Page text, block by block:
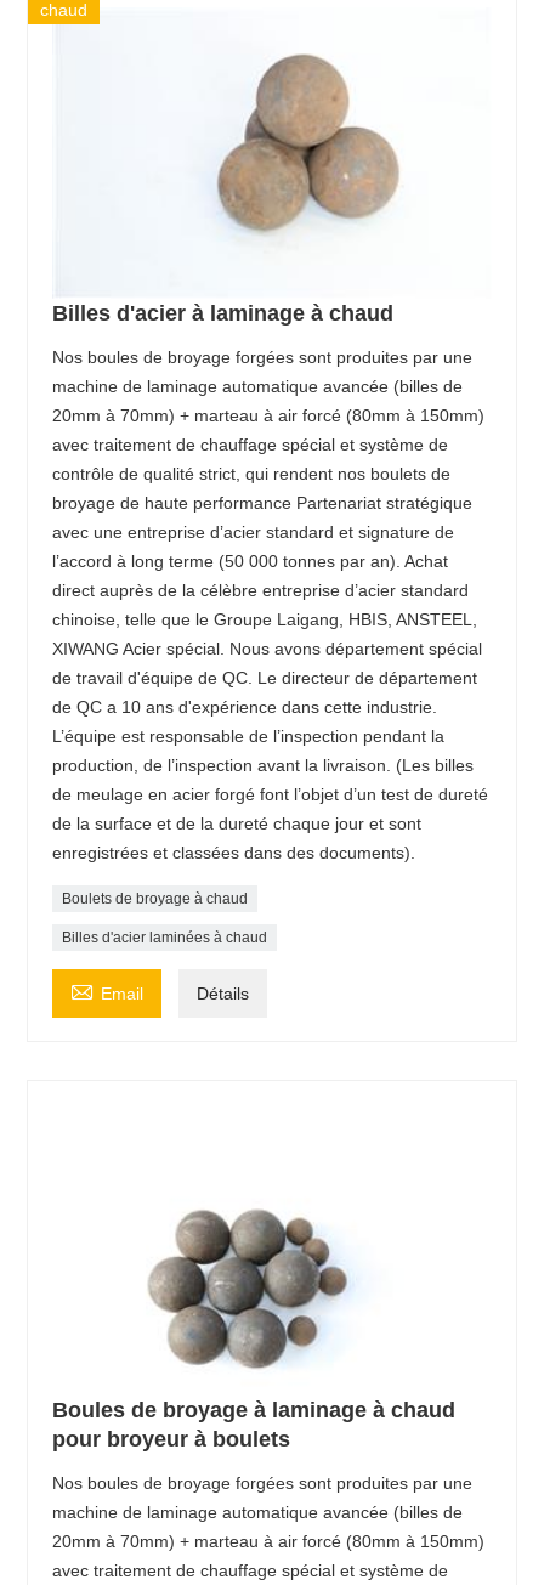
chaud
Billes d'acier à laminage à chaud
Nos boules de broyage forgées sont produites par une
machine de laminage automatique avancée (billes de
20mm à 70mm) + marteau à air forcé (80mm à 150mm)
avec traitement de chauffage spécial et système de
contrôle de qualité strict, qui rendent nos boulets de
broyage de haute performance Partenariat stratégique
avec une entreprise d’acier standard et signature de
l’accord à long terme (50 000 tonnes par an). Achat
direct auprès de la célèbre entreprise d’acier standard
chinoise, telle que le Groupe Laigang, HBIS, ANSTEEL,
XIWANG Acier spécial. Nous avons département spécial
de travail d'équipe de QC. Le directeur de département
de QC a 10 ans d'expérience dans cette industrie.
L’équipe est responsable de l’inspection pendant la
production, de l’inspection avant la livraison. (Les billes
de meulage en acier forgé font l’objet d’un test de dureté
de la surface et de la dureté chaque jour et sont
enregistrées et classées dans des documents).
Boulets de broyage à chaud
Billes d'acier laminées à chaud
 Email Détails
Boules de broyage à laminage à chaud
pour broyeur à boulets
Nos boules de broyage forgées sont produites par une
machine de laminage automatique avancée (billes de
20mm à 70mm) + marteau à air forcé (80mm à 150mm)
avec traitement de chauffage spécial et système de